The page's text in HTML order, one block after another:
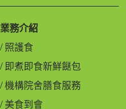
業務介紹
照護食
即煮即食新鮮餸包
機構院舍膳食服務
美食到會